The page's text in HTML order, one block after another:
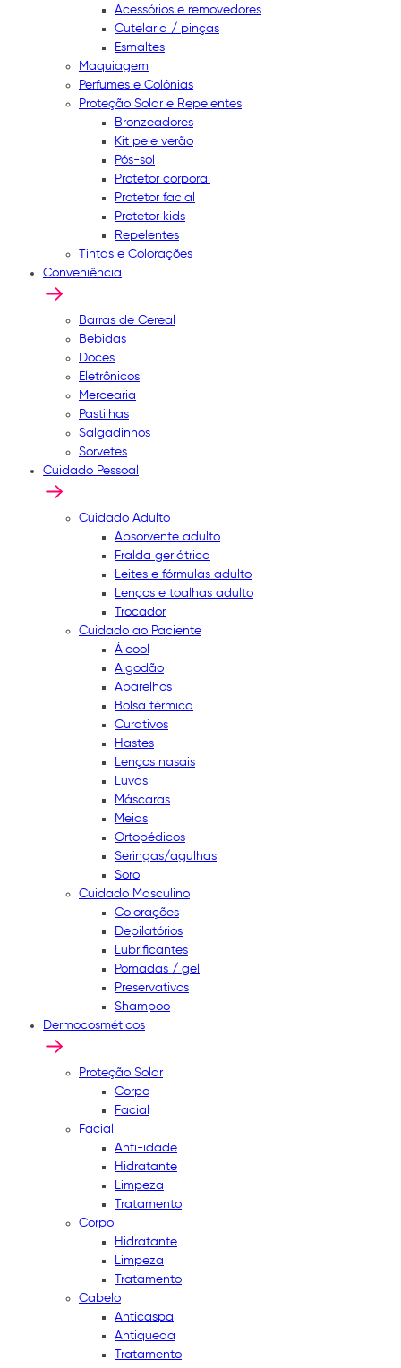
Acessórios e removedores
Cutelaria / pinças
Esmaltes
Maquiagem
Perfumes e Colônias
Proteção Solar e Repelentes
Bronzeadores
Kit pele verão
Pós-sol
Protetor corporal
Protetor facial
Protetor kids
Repelentes
Tintas e Colorações
Conveniência
Barras de Cereal
Bebidas
Doces
Eletrônicos
Mercearia
Pastilhas
Salgadinhos
Sorvetes
Cuidado Pessoal
Cuidado Adulto
Absorvente adulto
Fralda geriátrica
Leites e fórmulas adulto
Lenços e toalhas adulto
Trocador
Cuidado ao Paciente
Álcool
Algodão
Aparelhos
Bolsa térmica
Curativos
Hastes
Lenços nasais
Luvas
Máscaras
Meias
Ortopédicos
Seringas/agulhas
Soro
Cuidado Masculino
Colorações
Depilatórios
Lubrificantes
Pomadas / gel
Preservativos
Shampoo
Dermocosméticos
Proteção Solar
Corpo
Facial
Facial
Anti-idade
Hidratante
Limpeza
Tratamento
Corpo
Hidratante
Limpeza
Tratamento
Cabelo
Anticaspa
Antiqueda
Tratamento